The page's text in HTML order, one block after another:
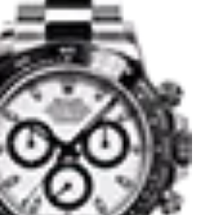
pendant top